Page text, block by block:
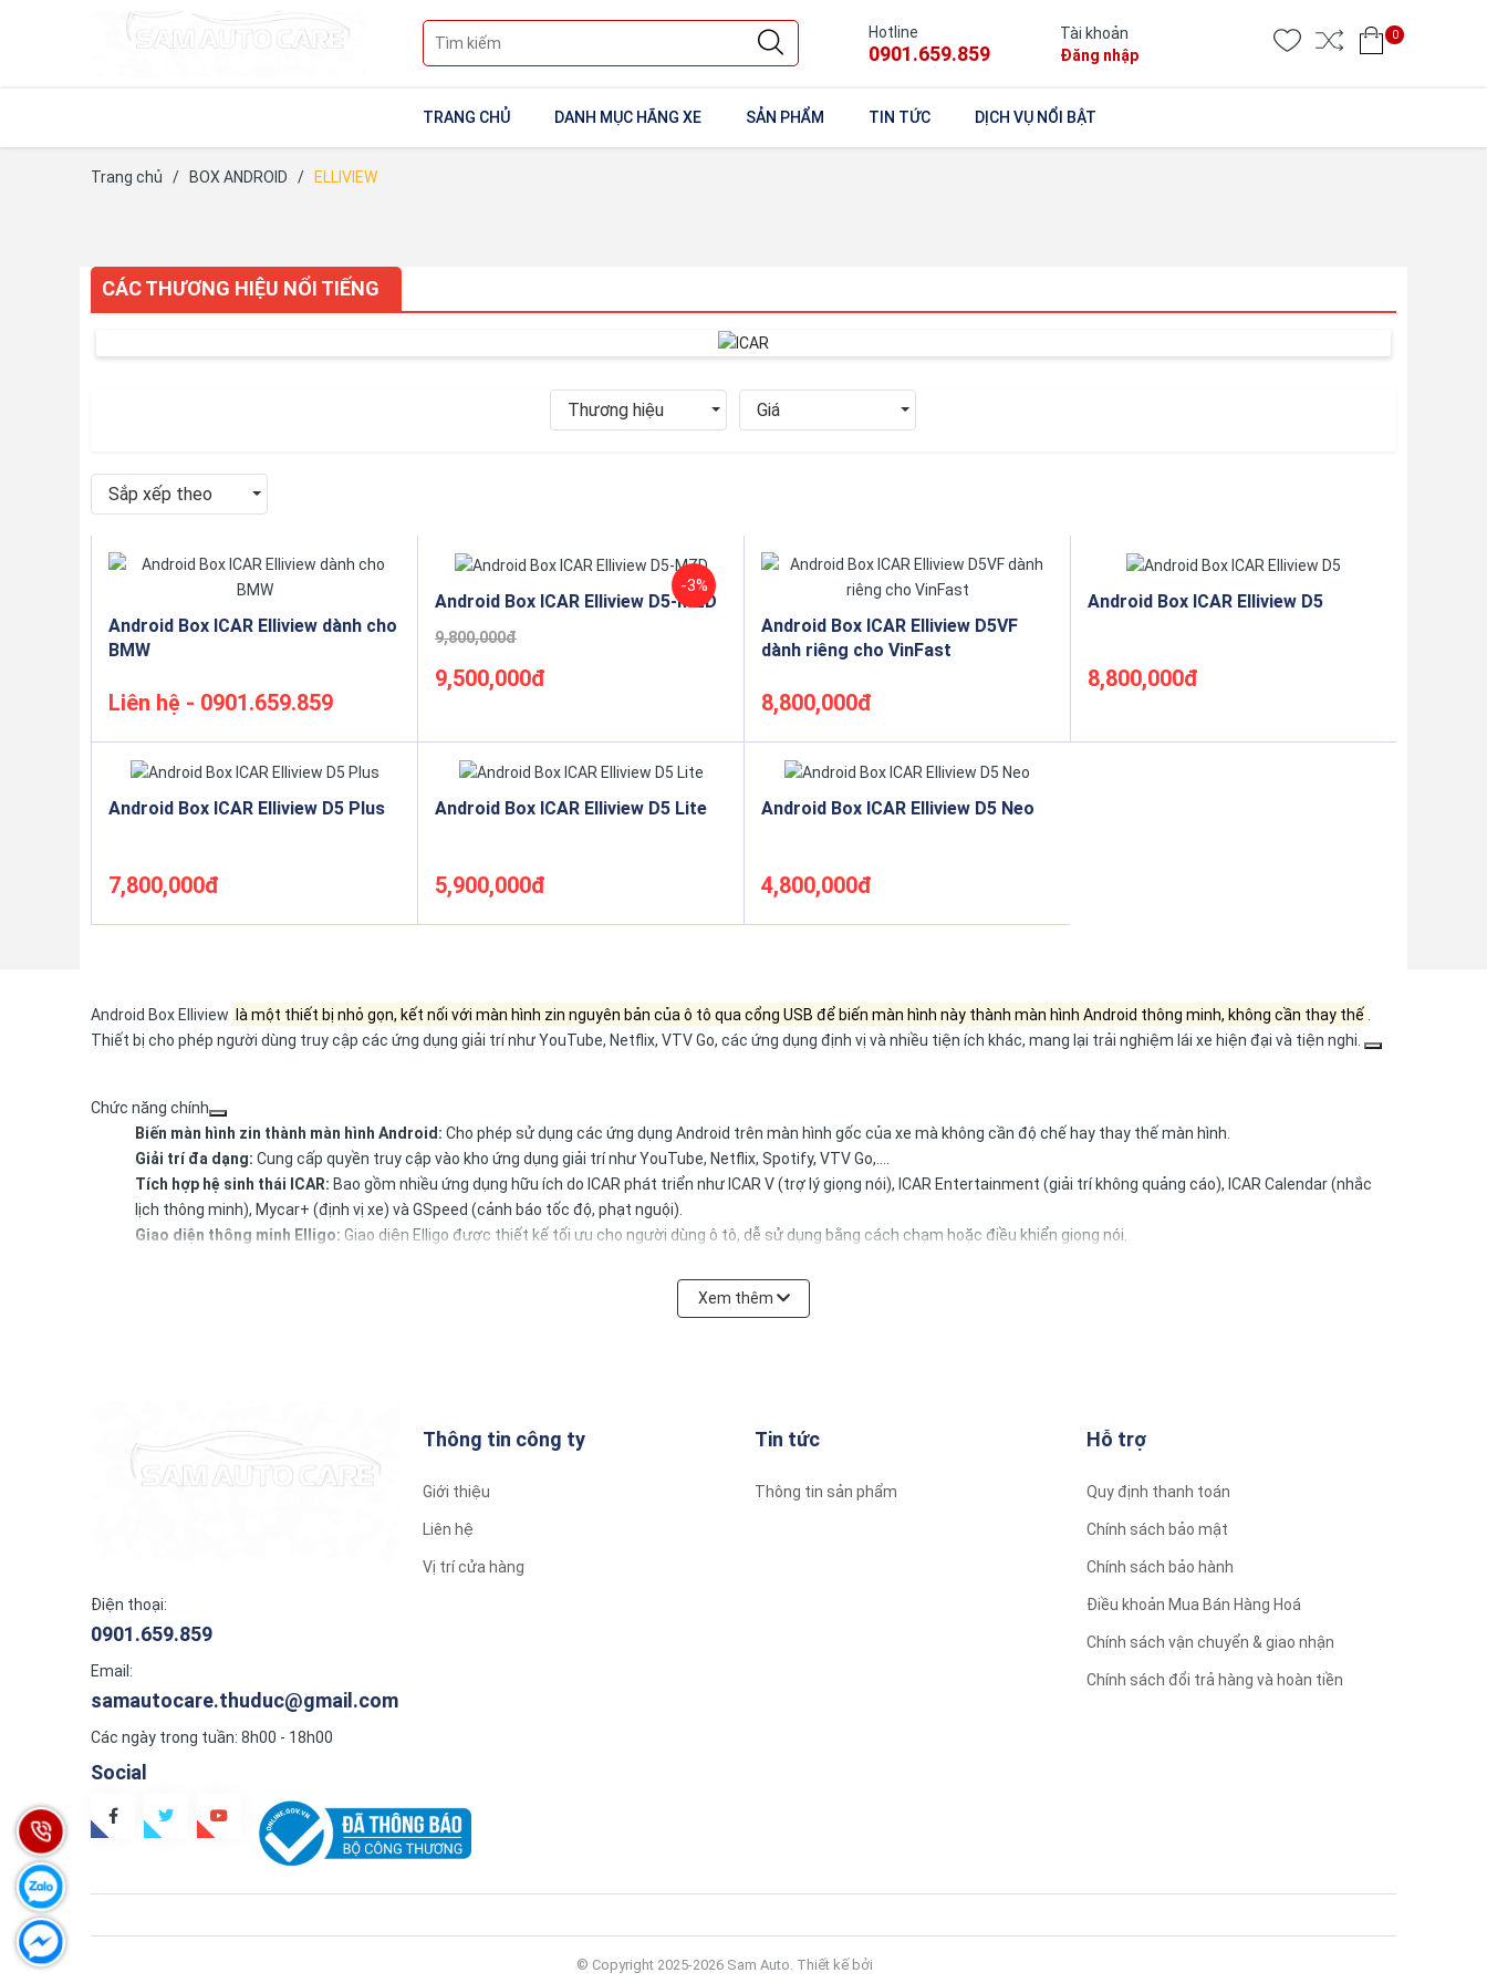
Hotline
0901.659.859
Tài khoản
Đăng nhập
0
TRANG CHỦ DANH MỤC HÃNG XE SẢN PHẨM TIN TỨC DỊCH VỤ NỔI BẬT
Trang chủ / BOX ANDROID / ELLIVIEW
CÁC THƯƠNG HIỆU NỔI TIẾNG
Thương hiệu Giá
Sắp xếp theo
Android Box ICAR Elliview dành cho
BMW
Liên hệ - 0901.659.859
-3%
Android Box ICAR Elliview D5-MZD
9,500,000đ
9,800,000đ
Android Box ICAR Elliview D5VF
dành riêng cho VinFast
8,800,000đ
Android Box ICAR Elliview D5
8,800,000đ
Android Box ICAR Elliview D5 Plus
7,800,000đ
Android Box ICAR Elliview D5 Lite
5,900,000đ
Android Box ICAR Elliview D5 Neo
4,800,000đ
Android Box Elliview là một thiết bị nhỏ gọn, kết nối với màn hình zin nguyên bản của ô tô qua cổng USB để biến màn hình này thành màn hình Android thông minh, không cần thay thế
Thiết bị cho phép người dùng truy cập các ứng dụng giải trí như YouTube, Netflix, VTV Go, các ứng dụng định vị và nhiều tiện ích khác, mang lại trải nghiệm lái xe hiện đại và tiện nghi.
Chức năng chính
Biến màn hình zin thành màn hình Android: Cho phép sử dụng các ứng dụng Android trên màn hình gốc của xe mà không cần độ chế hay thay thế màn hình.
Giải trí đa dạng: Cung cấp quyền truy cập vào kho ứng dụng giải trí như YouTube, Netflix, Spotify, VTV Go,....
Tích hợp hệ sinh thái ICAR: Bao gồm nhiều ứng dụng hữu ích do ICAR phát triển như ICAR V (trợ lý giọng nói), ICAR Entertainment (giải trí không quảng cáo), ICAR Calendar (nhắc
lịch thông minh), Mycar+ (định vị xe) và GSpeed (cảnh báo tốc độ, phạt nguội).
Giao diện thông minh Elligo: Giao diện Elligo được thiết kế tối ưu cho người dùng ô tô, dễ sử dụng bằng cách chạm hoặc điều khiển giọng nói.
Giúp giữ nguyên màn hình zin của xe, không ảnh hưởng đến bảo hành và tiết kiệm chi phí so với việc thay thế toàn bộ màn hình
Xem thêm
Điện thoại:
0901.659.859
Email:
samautocare.thuduc@gmail.com
Các ngày trong tuần: 8h00 - 18h00
Thông tin công ty
Giới thiệu
Liên hệ
Vị trí cửa hàng
Tin tức
Thông tin sản phẩm
Hỗ trợ
Quy định thanh toán
Chính sách bảo mật
Chính sách bảo hành
Điều khoản Mua Bán Hàng Hoá
Chính sách vận chuyển & giao nhận
Chính sách đổi trả hàng và hoàn tiền
Social
© Copyright 2025-2026 Sam Auto. Thiết kế bởi